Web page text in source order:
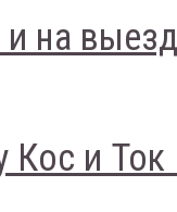
и на
Кос и